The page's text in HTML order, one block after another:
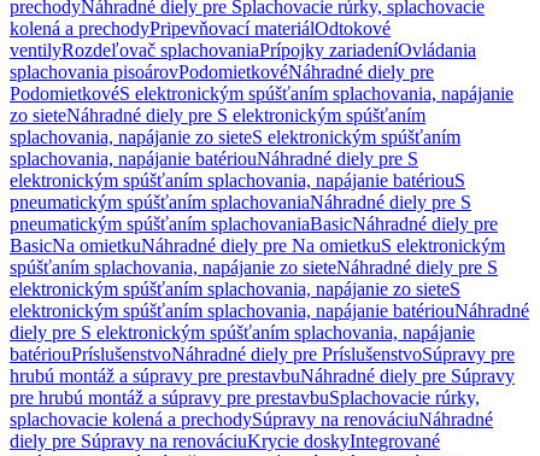
prechodyNáhradné diely pre Splachovacie rúrky, splachovacie
kolená a prechodyPripevňovací materiálOdtokové
ventilyRozdeľovač splachovaniaPrípojky zariadeníOvládania
splachovania pisoárovPodomietkovéNáhradné diely pre
PodomietkovéS elektronickým spúšťaním splachovania, napájanie
zo sieteNáhradné diely pre S elektronickým spúšťaním
splachovania, napájanie zo sieteS elektronickým spúšťaním
splachovania, napájanie batériouNáhradné diely pre S
elektronickým spúšťaním splachovania, napájanie batériouS
pneumatickým spúšťaním splachovaniaNáhradné diely pre S
pneumatickým spúšťaním splachovaniaBasicNáhradné diely pre
BasicNa omietkuNáhradné diely pre Na omietkuS elektronickým
spúšťaním splachovania, napájanie zo sieteNáhradné diely pre S
elektronickým spúšťaním splachovania, napájanie zo sieteS
elektronickým spúšťaním splachovania, napájanie batériouNáhradné
diely pre S elektronickým spúšťaním splachovania, napájanie
batériouPríslušenstvoNáhradné diely pre PríslušenstvoSúpravy pre
hrubú montáž a súpravy pre prestavbuNáhradné diely pre Súpravy
pre hrubú montáž a súpravy pre prestavbuSplachovacie rúrky,
splachovacie kolená a prechodySúpravy na renováciuNáhradné
diely pre Súpravy na renováciuKrycie doskyIntegrované